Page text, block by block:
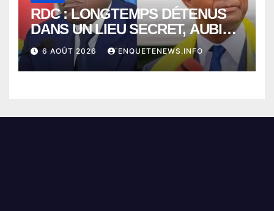
RDC : LONGTEMPS DÉTENUS
DANS UN LIEU SECRET, AUBIN
MINAKU ET EMMANUEL
SHADARY TRANSFÉRÉS À
L’AUDITORAT MILITAIRE
6 AOÛT 2026 ENQUETENEWS.INFO